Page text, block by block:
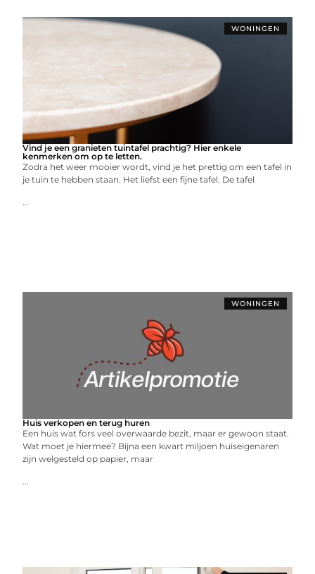
WONINGEN
Vind je een granieten tuintafel prachtig? Hier enkele
kenmerken om op te letten.
Zodra het weer mooier wordt, vind je het prettig om een tafel in
je tuin te hebben staan. Het liefst een fijne tafel. De tafel
...
WONINGEN
Huis verkopen en terug huren
Een huis wat fors veel overwaarde bezit, maar er gewoon staat.
Wat moet je hiermee? Bijna een kwart miljoen huiseigenaren
zijn welgesteld op papier, maar
...